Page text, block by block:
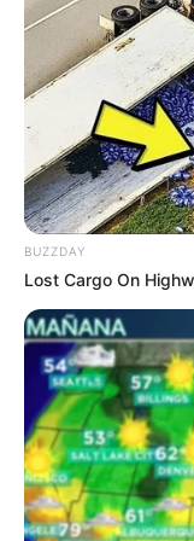
schmecken sie
Schritt
Ein<Schon
Rezept wie
etwas Öl
Den
Optional
Käse
BUZZDAY
Lost Cargo On